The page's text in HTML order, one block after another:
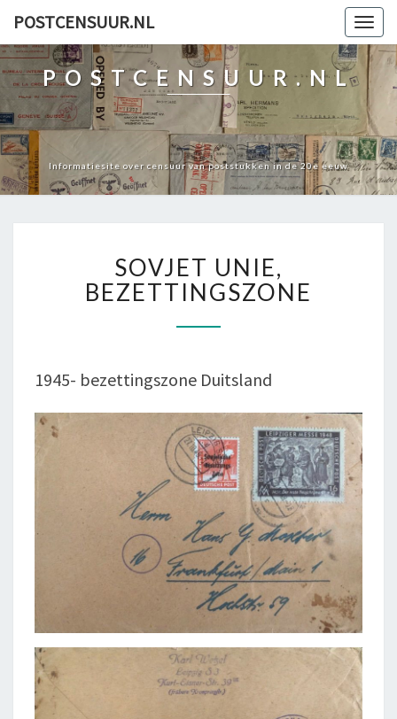
POSTCENSUUR.NL
POSTCENSUUR.NL
Informatiesite over censuur van poststukken in de 20e eeuw
UNIE,
BEZETTINGSZONE
SOVJET UNIE,
BEZETTINGSZONE
1945- bezettingszone Duitsland